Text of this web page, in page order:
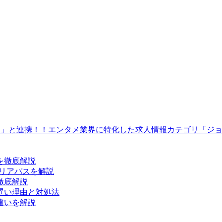
と連携！！エンタメ業界に特化した求人情報カテゴリ「ジ
徹底解説
アパスを解説
底解説
い理由と対処法
いを解説